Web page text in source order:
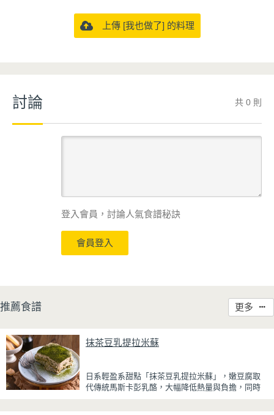
上傳 [我也做了] 的料理
討論 共 0 則
登入會員，討論人氣食譜秘訣
會員登入
推薦食譜 更多
抹茶豆乳提拉米蘇
日系輕盈系甜點「抹茶豆乳提拉米蘇」，嫩豆腐取
代傳統馬斯卡彭乳酪，大幅降低熱量與負擔，同時